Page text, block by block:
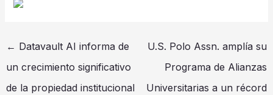
← Datavault AI informa de
un crecimiento significativo
de la propiedad institucional
U.S. Polo Assn. amplía su
Programa de Alianzas
Universitarias a un récord